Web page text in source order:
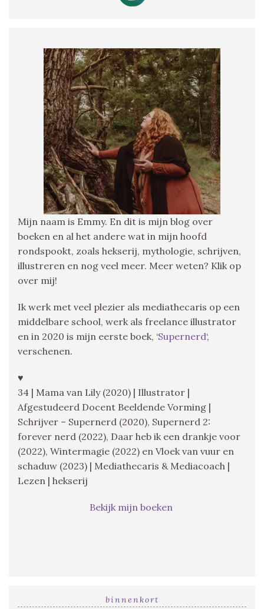
Mijn naam is Emmy. En dit is mijn blog over
boeken en al het andere wat in mijn hoofd
rondspookt, zoals hekserij, mythologie, schrijven,
illustreren en nog veel meer. Meer weten? Klik op
over mij!
Ik werk met veel plezier als mediathecaris op een
middelbare school, werk als freelance illustrator
en in 2020 is mijn eerste boek, ‘Supernerd‘,
verschenen.
♥
34 | Mama van Lily (2020) | Illustrator |
Afgestudeerd Docent Beeldende Vorming |
Schrijver – Supernerd (2020), Supernerd 2:
forever nerd (2022), Daar heb ik een drankje voor
(2022), Wintermagie (2022) en Vloek van vuur en
schaduw (2023) | Mediathecaris & Mediacoach |
Lezen | hekserij
Bekijk mijn boeken
binnenkort